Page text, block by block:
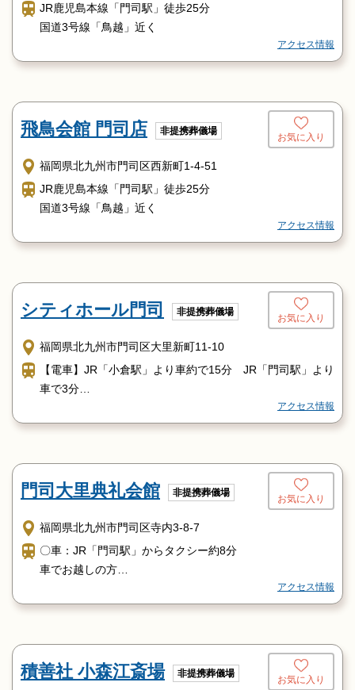
JR鹿児島本線「門司駅」徒歩25分
国道3号線「鳥越」近く
アクセス情報
飛鳥会館 門司店 非提携葬儀場
お気に入り
福岡県北九州市門司区西新町1-4-51
JR鹿児島本線「門司駅」徒歩25分
国道3号線「鳥越」近く
アクセス情報
シティホール門司 非提携葬儀場
お気に入り
福岡県北九州市門司区大里新町11-10
【電車】JR「小倉駅」より車約で15分 JR「門司駅」より
車で3分
【バス】西鉄バス「大理新町」バス停より徒歩約3分
【車】北九州都市高速道路「大里IC」より車で15分
アクセス情報
門司大里典礼会館 非提携葬儀場
お気に入り
福岡県北九州市門司区寺内3-8-7
〇車：JR「門司駅」からタクシー約8分
車でお越しの方
バスをご利用の方
アクセス情報
積善社 小森江斎場 非提携葬儀場
お気に入り